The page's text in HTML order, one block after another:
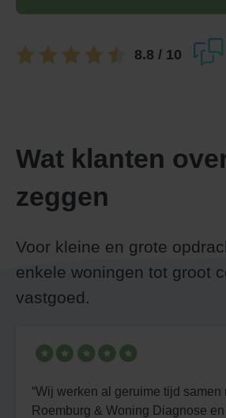
8.8 / 10
Wat klanten
zeggen
Voor kleine en grote
enkele woningen tot groot
vastgoed.
“Wij werken al geruime tijd samen
Roemburg & Woning Diagnose